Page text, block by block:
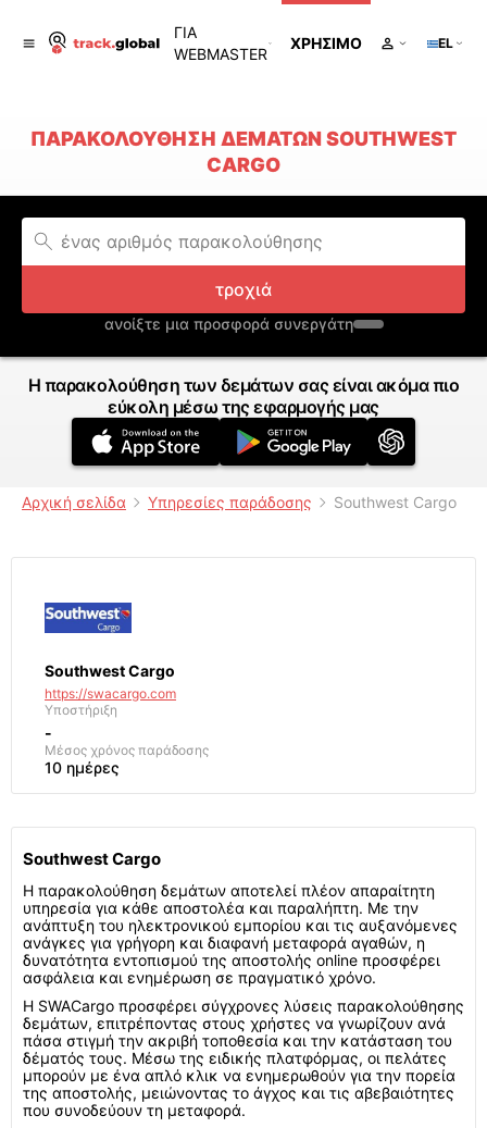
ΓΙΑ
WEBMASTER
ΧΡΉΣΙΜΟ EL
ΠΑΡΑΚΟΛΟΎΘΗΣΗ ΔΕΜΆΤΩΝ SOUTHWEST
CARGO
τροχιά
ανοίξτε μια προσφορά συνεργάτη
Η παρακολούθηση των δεμάτων σας είναι ακόμα πιο
εύκολη μέσω της εφαρμογής μας
Αρχική σελίδα Υπηρεσίες παράδοσης Southwest Cargo
Southwest Cargo
https://swacargo.com
Υποστήριξη
-
Μέσος χρόνος παράδοσης
10 ημέρες
Southwest Cargo
Η παρακολούθηση δεμάτων αποτελεί πλέον απαραίτητη
υπηρεσία για κάθε αποστολέα και παραλήπτη. Με την
ανάπτυξη του ηλεκτρονικού εμπορίου και τις αυξανόμενες
ανάγκες για γρήγορη και διαφανή μεταφορά αγαθών, η
δυνατότητα εντοπισμού της αποστολής online προσφέρει
ασφάλεια και ενημέρωση σε πραγματικό χρόνο.
Η SWACargo προσφέρει σύγχρονες λύσεις παρακολούθησης
δεμάτων, επιτρέποντας στους χρήστες να γνωρίζουν ανά
πάσα στιγμή την ακριβή τοποθεσία και την κατάσταση του
δέματός τους. Μέσω της ειδικής πλατφόρμας, οι πελάτες
μπορούν με ένα απλό κλικ να ενημερωθούν για την πορεία
της αποστολής, μειώνοντας το άγχος και τις αβεβαιότητες
που συνοδεύουν τη μεταφορά.